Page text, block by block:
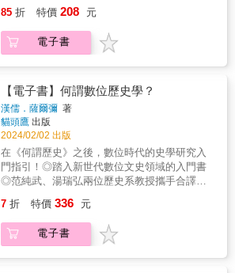
度上建立在人與歴史的直接關係上的「史用
學」，現在是否已失效？王汎森主張，各種型
態的歷史，都可能提供我們意想不到的資糧。
功，更應强調的是，讀史如何提升人們整體的
心智能力——心量。
85 折 特價 208 元
電子書
【電子書】何謂數位歷史學？
漢儒．薩爾彌 著
貓頭鷹 出版
2024/02/02 出版
在《何謂歷史》之後，數位時代的史學研究入
門指引！◎踏入新世代數位文史領域的入門書
◎范純武、湯瑞弘兩位歷史系教授攜手合譯◎
學』，數位歷史學的發展問題會是什麼？」、
「數位轉向後歷史學新形式及其反思」當歷史
學進入數位時代，愈來愈多關於過去的資訊可
7 折 特價 336 元
電子書